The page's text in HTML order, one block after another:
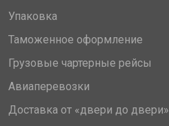
Упаковка
Таможенное оформление
Грузовые чартерные рейсы
Авиаперевозки
Доставка от «двери до двери»